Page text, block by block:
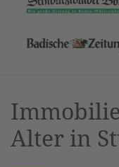
Alter in